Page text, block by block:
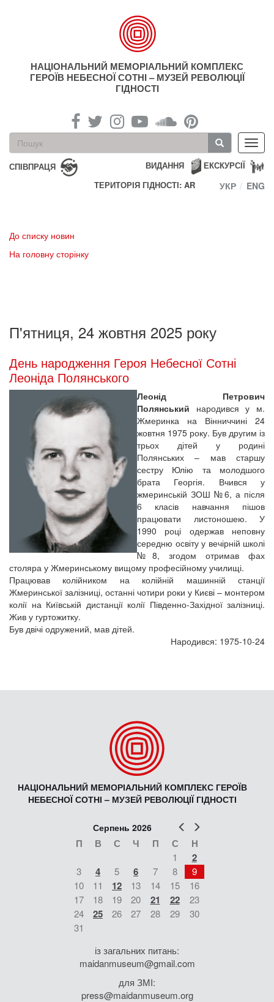
НАЦІОНАЛЬНИЙ МЕМОРІАЛЬНИЙ КОМПЛЕКС
ГЕРОЇВ НЕБЕСНОЇ СОТНІ – МУЗЕЙ РЕВОЛЮЦІЇ
ГІДНОСТІ
Пошукова
форма
Пошук
СПІВПРАЦЯ ЕКСКУРСІЇ
ВИДАННЯ
ТЕРИТОРІЯ ГІДНОСТІ: AR
УКР ENG
До списку новин
На головну сторінку
П'ятниця, 24 жовтня 2025 року
День народження Героя Небесної Сотні
Леоніда Полянського
Леонід Петрович
Полянський народився у м.
Жмеринка на Вінниччині 24
жовтня 1975 року. Був другим із
трьох дітей у родині
Полянських – мав старшу
сестру Юлію та молодшого
брата Георгія. Вчився у
жмеринській ЗОШ №6, а після
6 класів навчання пішов
працювати листоношею. У
1990 році одержав неповну
середню освіту у вечірній школі
№8, згодом отримав фах
столяра у Жмеринському вищому професійному училищі.
Працював колійником на колійній машинній станції
Жмеринської залізниці, останні чотири роки у Києві – монтером
колії на Київській дистанції колії Південно-Західної залізниці.
Жив у гуртожитку.
Був двічі одружений, мав дітей.
Народився: 1975-10-24
НАЦІОНАЛЬНИЙ МЕМОРІАЛЬНИЙ КОМПЛЕКС ГЕРОЇВ
НЕБЕСНОЇ СОТНІ – МУЗЕЙ РЕВОЛЮЦІЇ ГІДНОСТІ
Попер
Серпень 2026
П В С Ч П С Н
1 2
3 4 5 6 7 8
9
10
11 12 13 14 15
16
17
18 19 20 21 22
23
24
25 26 27 28 29
30
31
із загальних питань:
maidanmuseum@gmail.com
для ЗМІ:
press@maidanmuseum.org